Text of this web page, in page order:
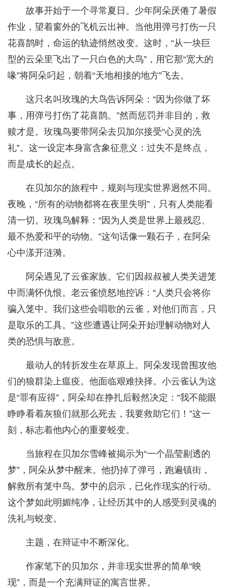
故事开始于一个寻常夏日。少年阿朵厌倦了暑假
作业，望着窗外的飞机云出神。当他用弹弓打伤一只
花喜鹊时，命运的轨迹悄然改变。这时，“从一块巨
型的云朵里飞出了一只白色的大鸟”，用它那“宽大的
喙”将阿朵叼起，朝着“天地相接的地方”飞去。
这只名叫玫瑰的大鸟告诉阿朵：“因为你做了坏
事，用弹弓打伤了花喜鹊。”然而惩罚并非目的，救
赎才是。玫瑰鸟要带阿朵去贝加尔接受“心灵的洗
礼”。这一设定本身富含象征意义：过失不是终点，
而是成长的起点。
在贝加尔的旅程中，规则与现实世界迥然不同。
夜晚，“所有的动物都将在夜里失明”，只有人类能看
清一切。玫瑰鸟解释：“因为人类是世界上最残忍、
最不热爱和平的动物。”这句话像一颗石子，在阿朵
心中漾开涟漪。
阿朵遇见了云雀家族。它们因叔叔被人类关进笼
中而满怀仇恨。老云雀愤怒地控诉：“人类只会将你
骗入笼中。我们这些会唱歌的云雀，对他们而言，只
是取乐的工具。”这些遭遇让阿朵开始理解动物对人
类的恐惧与敌意。
最动人的转折发生在草原上。阿朵发现曾围攻他
们的狼群染上瘟疫。他面临艰难抉择。小云雀认为这
是“罪有应得”，阿朵却在挣扎后毅然决定：“我不能眼
睁睁看着灰狼们就那么死去，我要救助它们！”这一
刻，标志着他内心的重要蜕变。
当旅程在贝加尔雪峰被揭示为“一个晶莹剔透的
梦”，阿朵从梦中醒来。他扔掉了弹弓，跑遍镇街，
解救所有笼中鸟。梦中的启示，已化作现实的行动。
这个梦如此明媚纯净，让经历其中的人感受到灵魂的
洗礼与蜕变。
主题，在辩证中不断深化。
作家笔下的贝加尔，并非现实世界的简单“映
现”，而是一个充满辩证的寓言世界。